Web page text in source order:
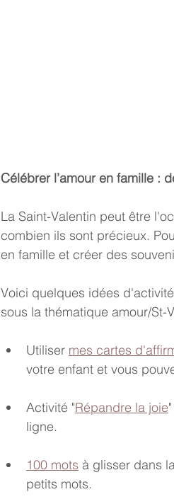
Célébrer l’amour en famille :
La Saint-Valentin peut être
combien ils sont précieux.
en famille et créer des
Voici quelques idées
sous la thématique amour/St-
Utiliser mes cartes
votre enfant et vous
Activité "Répandre la joie
ligne.
100 mots à glisser dans
petits mots.